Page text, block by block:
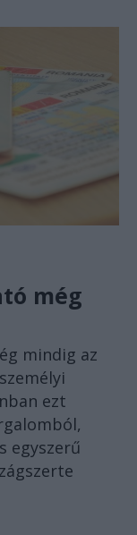
még
mindig az
ezt
egyszerű